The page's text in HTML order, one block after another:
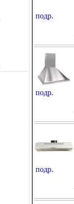
подр.
подр.
подр.